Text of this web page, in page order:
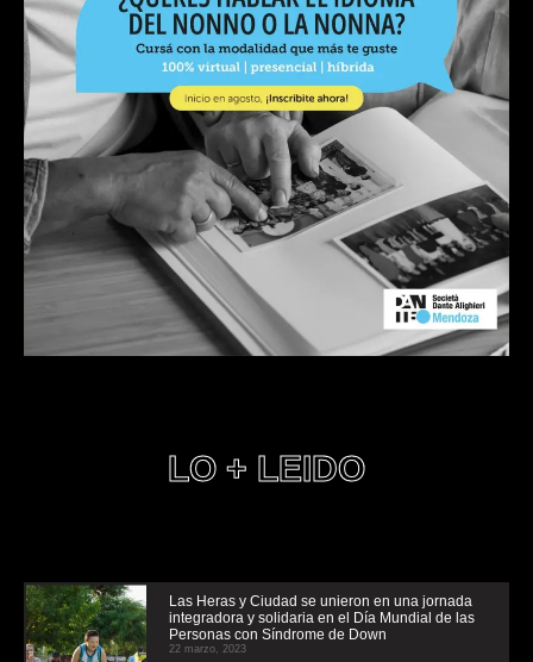
LO + LEIDO
Las Heras y Ciudad se unieron en una jornada
integradora y solidaria en el Día Mundial de las
Personas con Síndrome de Down
22 marzo, 2023